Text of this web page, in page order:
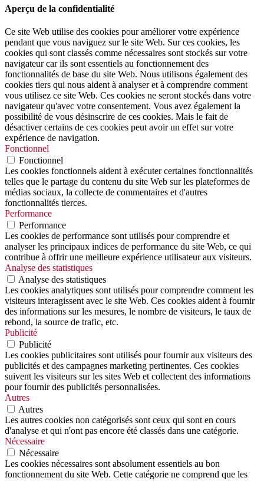
Aperçu de la confidentialité
Ce site Web utilise des cookies pour améliorer votre expérience
pendant que vous naviguez sur le site Web. Sur ces cookies, les
cookies qui sont classés comme nécessaires sont stockés sur votre
navigateur car ils sont essentiels au fonctionnement des
fonctionnalités de base du site Web. Nous utilisons également des
cookies tiers qui nous aident à analyser et à comprendre comment
vous utilisez ce site Web. Ces cookies ne seront stockés dans votre
navigateur qu'avec votre consentement. Vous avez également la
possibilité de vous désinscrire de ces cookies. Mais le fait de
désactiver certains de ces cookies peut avoir un effet sur votre
expérience de navigation.
Fonctionnel
Fonctionnel
Les cookies fonctionnels aident à exécuter certaines fonctionnalités
telles que le partage du contenu du site Web sur les plateformes de
médias sociaux, la collecte de commentaires et d'autres
fonctionnalités tierces.
Performance
Performance
Les cookies de performance sont utilisés pour comprendre et
analyser les principaux indices de performance du site Web, ce qui
contribue à offrir une meilleure expérience utilisateur aux visiteurs.
Analyse des statistiques
Analyse des statistiques
Les cookies analytiques sont utilisés pour comprendre comment les
visiteurs interagissent avec le site Web. Ces cookies aident à fournir
des informations sur les mesures, le nombre de visiteurs, le taux de
rebond, la source de trafic, etc.
Publicité
Publicité
Les cookies publicitaires sont utilisés pour fournir aux visiteurs des
publicités et des campagnes marketing pertinentes. Ces cookies
suivent les visiteurs sur les sites Web et collectent des informations
pour fournir des publicités personnalisées.
Autres
Autres
Les autres cookies non catégorisés sont ceux qui sont en cours
d'analyse et qui n'ont pas encore été classés dans une catégorie.
Nécessaire
Nécessaire
Les cookies nécessaires sont absolument essentiels au bon
fonctionnement du site Web. Cette catégorie ne comprend que les